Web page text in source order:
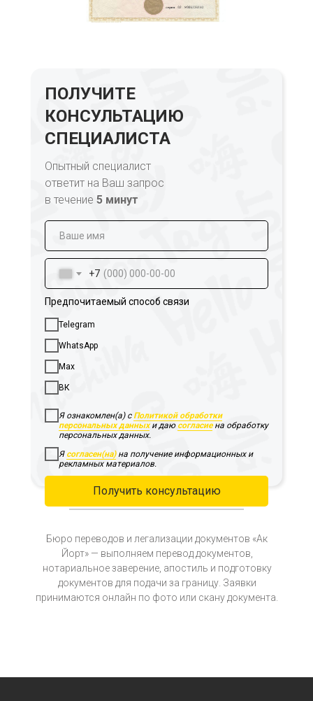
ПОЛУЧИТЕ
КОНСУЛЬТАЦИЮ
СПЕЦИАЛИСТА
Бюро переводов и легализации документов «Ак
Йорт» — выполняем перевод документов,
нотариальное заверение, апостиль и подготовку
документов для подачи за границу. Заявки
принимаются онлайн по фото или скану документа.
Опытный специалист
ответит на Ваш запрос
в течение 5 минут
+7
Предпочитаемый способ связи
Telegram
WhatsApp
Max
ВК
Я ознакомлен(а) сПолитикой обработки
персональных данныхи даю согласиена обработку
персональных данных.
Я согласен(на)на получение информационных и
рекламных материалов.
Получить консультацию